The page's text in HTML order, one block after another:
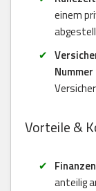
einem
Nummer
Vorteile &
anteilig